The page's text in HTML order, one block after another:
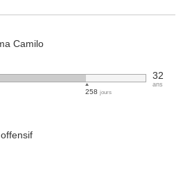
Camilo
258jours
32
ans